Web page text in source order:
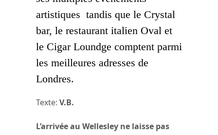
artistiques tandis que le Crystal
bar, le restaurant italien Oval et
le Cigar Loundge comptent parmi
les meilleures adresses de
Londres.
Texte: V.B.
L’arrivée au Wellesley ne laisse pas